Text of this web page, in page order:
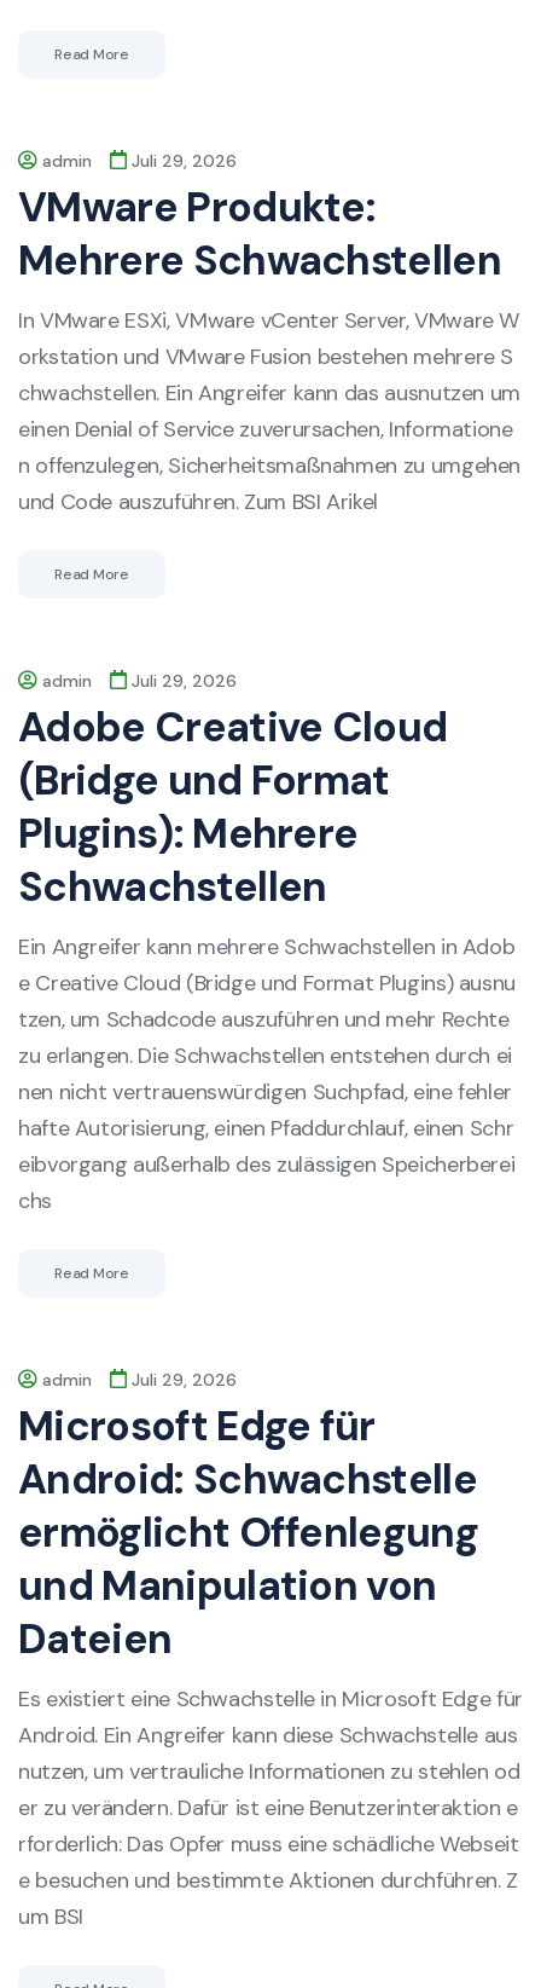
Read More
admin Juli 29, 2026
VMware Produkte:
Mehrere Schwachstellen
In VMware ESXi, VMware vCenter Server, VMware W
orkstation und VMware Fusion bestehen mehrere S
chwachstellen. Ein Angreifer kann das ausnutzen um
einen Denial of Service zuverursachen, Informatione
n offenzulegen, Sicherheitsmaßnahmen zu umgehen
und Code auszuführen. Zum BSI Arikel
Read More
admin Juli 29, 2026
Adobe Creative Cloud
(Bridge und Format
Plugins): Mehrere
Schwachstellen
Ein Angreifer kann mehrere Schwachstellen in Adob
e Creative Cloud (Bridge und Format Plugins) ausnu
tzen, um Schadcode auszuführen und mehr Rechte
zu erlangen. Die Schwachstellen entstehen durch ei
nen nicht vertrauenswürdigen Suchpfad, eine fehler
hafte Autorisierung, einen Pfaddurchlauf, einen Schr
eibvorgang außerhalb des zulässigen Speicherberei
chs
Read More
admin Juli 29, 2026
Microsoft Edge für
Android: Schwachstelle
ermöglicht Offenlegung
und Manipulation von
Dateien
Es existiert eine Schwachstelle in Microsoft Edge für
Android. Ein Angreifer kann diese Schwachstelle aus
nutzen, um vertrauliche Informationen zu stehlen od
er zu verändern. Dafür ist eine Benutzerinteraktion e
rforderlich: Das Opfer muss eine schädliche Webseit
e besuchen und bestimmte Aktionen durchführen. Z
um BSI